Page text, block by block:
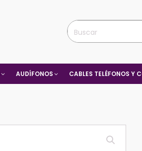
AUDÍFONOS CABLES TELÉFONOS Y